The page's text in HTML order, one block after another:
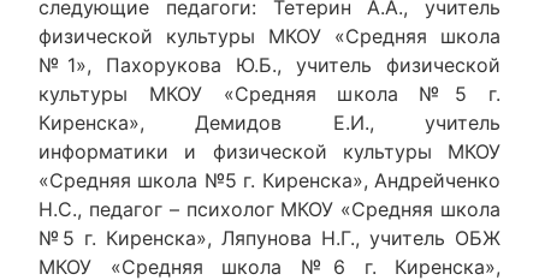
следующие педагоги: Тетерин А.А., учитель
физической культуры МКОУ «Средняя школа
№1», Пахорукова Ю.Б., учитель физической
культуры МКОУ «Средняя школа №5 г.
Киренска», Демидов Е.И., учитель
информатики и физической культуры МКОУ
«Средняя школа №5 г. Киренска», Андрейченко
Н.С., педагог – психолог МКОУ «Средняя школа
№5 г. Киренска», Ляпунова Н.Г., учитель ОБЖ
МКОУ «Средняя школа №6 г. Киренска»,